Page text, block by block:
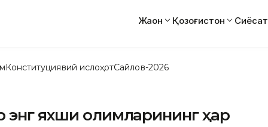
Жаҳон Қозоғистон Сиёсат
Конституциявий ислоҳотСайлов-2026
энг яхши олимларининг ҳар